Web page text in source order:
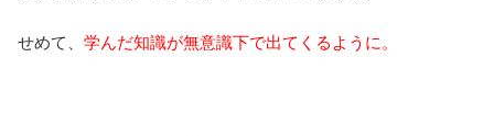
せめて、 学んだ知識が無意識下で出てくるように。